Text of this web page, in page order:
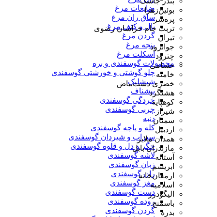
ضایعات مرغ
ساق ران مرغ
بال و کتف مرغ
گردن مرغ
پنجه مرغ
اسکلت مرغ
محصولات گوسفندی و بره
چلو گوشتی و خورشتی گوسفندی
شیشلیک
پیشناف
خردگی گوسفندی
چربی گوسفندی
دنبه
کله و پاچه گوسفندی
سیراب و شیردان گوسفندی
جگر و دل و قلوه گوسفندی
لاشه گوسفندی
زبان گوسفندی
ران گوسفندی
مغز گوسفندی
دست گوسفندی
روده گوسفندی
گردن گوسفندی
بوئین‌زهرا
پره‌سر
تربت جام خراسان رضوی
تیران
جوانرود
چترود
حسامی
خامنه
خضری دشت‌بیاض
هشتگرد
کوهپایه
شیراز
سمنان
اردبیل
همدان ملایر
مازندران بابل
آستانه
ابریشم
ارمغان‌خانه
اسلامیه
الیگودرز
باسمنج
بدره